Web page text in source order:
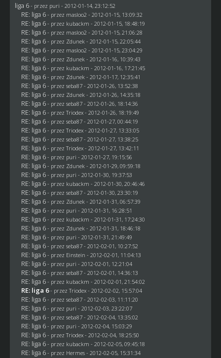
liga 6 - przez puri - 2012-01-14, 23:12:52
RE: liga 6 - przez masloo2 - 2012-01-15, 13:09:32
RE: liga 6 - przez kubackm - 2012-01-15, 18:48:19
RE: liga 6 - przez masloo2 - 2012-01-15, 21:06:28
RE: liga 6 - przez Zdunek - 2012-01-15, 22:05:44
RE: liga 6 - przez masloo2 - 2012-01-15, 23:04:29
RE: liga 6 - przez Zdunek - 2012-01-16, 10:39:43
RE: liga 6 - przez kubackm - 2012-01-16, 17:21:45
RE: liga 6 - przez Zdunek - 2012-01-17, 12:35:41
RE: liga 6 - przez seba87- 2012-01-26, 13:52:38
RE: liga 6 - przez Zdunek - 2012-01-26, 14:35:18
RE: liga 6 - przez seba87- 2012-01-26, 18:14:36
RE: liga 6 - przezTriodex- 2012-01-26, 18:19:49
RE: liga 6 - przez seba87- 2012-01-27, 00:44:19
RE: liga 6 - przezTriodex- 2012-01-27, 13:33:05
RE: liga 6 - przez seba87- 2012-01-27, 13:38:25
RE: liga 6 - przezTriodex- 2012-01-27, 13:42:11
RE: liga 6 - przez puri - 2012-01-27, 19:15:56
RE: liga 6 - przez Zdunek - 2012-01-29, 09:59:18
RE: liga 6 - przez puri - 2012-01-30, 19:37:53
RE: liga 6 - przez kubackm - 2012-01-30, 20:46:46
RE: liga 6 - przez seba87- 2012-01-30, 23:30:19
RE: liga 6 - przez Zdunek - 2012-01-31, 06:57:39
RE: liga 6 - przez puri - 2012-01-31, 16:28:51
RE: liga 6 - przez kubackm - 2012-01-31, 17:24:30
RE: liga 6 - przez Zdunek - 2012-01-31, 18:46:18
RE: liga 6 - przez puri - 2012-01-31, 21:49:49
RE: liga 6 - przez seba87- 2012-02-01, 10:27:52
RE: liga 6 - przez Einstein - 2012-02-01, 11:04:13
RE: liga 6 - przez puri - 2012-02-01, 12:21:04
RE: liga 6 - przez seba87- 2012-02-01, 14:36:13
RE: liga 6 - przez kubackm - 2012-02-01, 21:54:02
RE: liga 6 - przezTriodex- 2012-02-02, 15:57:04
RE: liga 6 - przez seba87- 2012-02-03, 11:11:20
RE: liga 6 - przez puri - 2012-02-03, 23:22:07
RE: liga 6 - przez seba87- 2012-02-04, 13:35:02
RE: liga 6 - przez puri - 2012-02-04, 15:03:29
RE: liga 6 - przezTriodex- 2012-02-04, 18:25:50
RE: liga 6 - przez kubackm - 2012-02-05, 09:45:18
RE: liga 6 - przez Hermes- 2012-02-05, 15:31:34